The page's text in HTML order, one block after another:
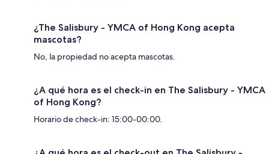
¿The Salisbury - YMCA of Hong Kong acepta
mascotas?
No, la propiedad no acepta mascotas.
¿A qué hora es el check-in en The Salisbury - YMCA
of Hong Kong?
Horario de check-in: 15:00-00:00.